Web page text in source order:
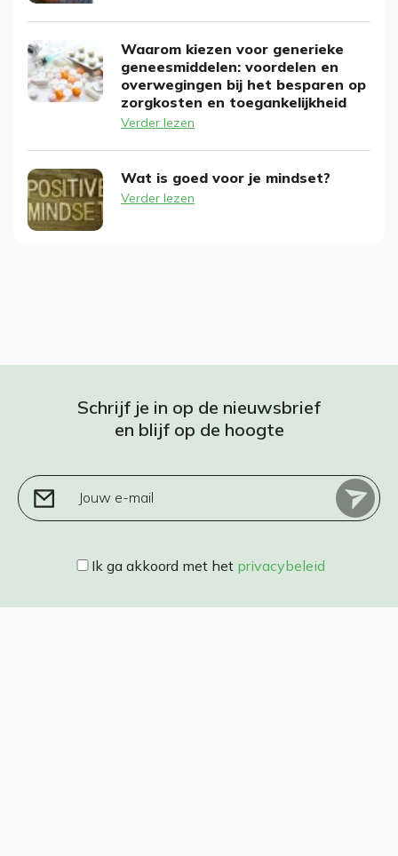
Waarom kiezen voor generieke
geneesmiddelen: voordelen en
overwegingen bij het besparen op
zorgkosten en toegankelijkheid
Verder lezen
Wat is goed voor je mindset?
Verder lezen
Schrijf je in op de nieuwsbrief
en blijf op de hoogte
Jouw e-mail
Ik ga akkoord met het privacybeleid